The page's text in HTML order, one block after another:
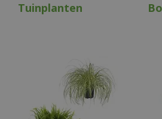
Tuinplanten